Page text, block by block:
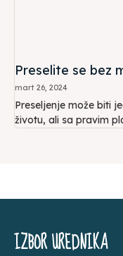
Preselite se bez
mart 26, 2024
Preseljenje može biti
životu, ali sa pravim
IZBOR UREDNIKA